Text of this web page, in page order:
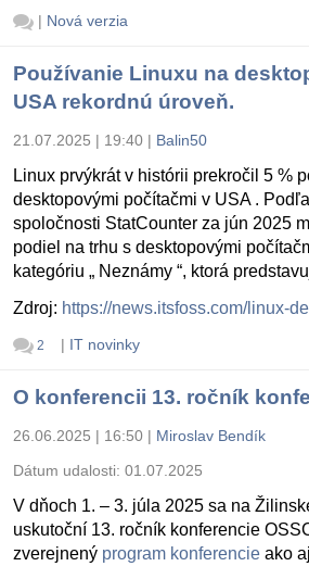
| Nová verzia
Používanie Linuxu na
USA rekordnú úroveň.
21.07.2025 | 19:40 | Balin50
Linux prvýkrát v histórii prekročil 5 %
desktopovými počítačmi v USA .
spoločnosti StatCounter za jún 2025
podiel na trhu s desktopovými
kategóriu „ Neznámy “, ktorá
Zdroj: https://news.itsfoss.com/linux-
2 | IT novinky
O konferencii 13. ročník
26.06.2025 | 16:50 | Miroslav Bendík
Dátum udalosti: 01.07.2025
V dňoch 1. – 3. júla 2025 sa na
uskutoční 13. ročník konferencie
zverejnený program konferencie ako aj